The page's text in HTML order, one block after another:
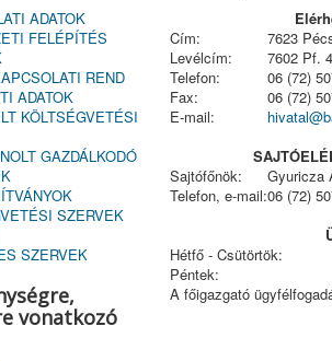
ADATOK
FELÉPÍTÉS
REND
ADATOK
KÖLTSÉGVETÉSI
GAZDÁLKODÓ
SZERVEK
SZERVEK
vonatkozó
Cím:
7623
Levélcím:
7602 Pf.
Telefon:
06 (72)
Fax:
06 (72)
E-mail:
Sajtófőnök:
Gyuricza
Telefon, e-mail:06 (72)
Hétfő - Csütörtök:
Péntek:
A főigazgató